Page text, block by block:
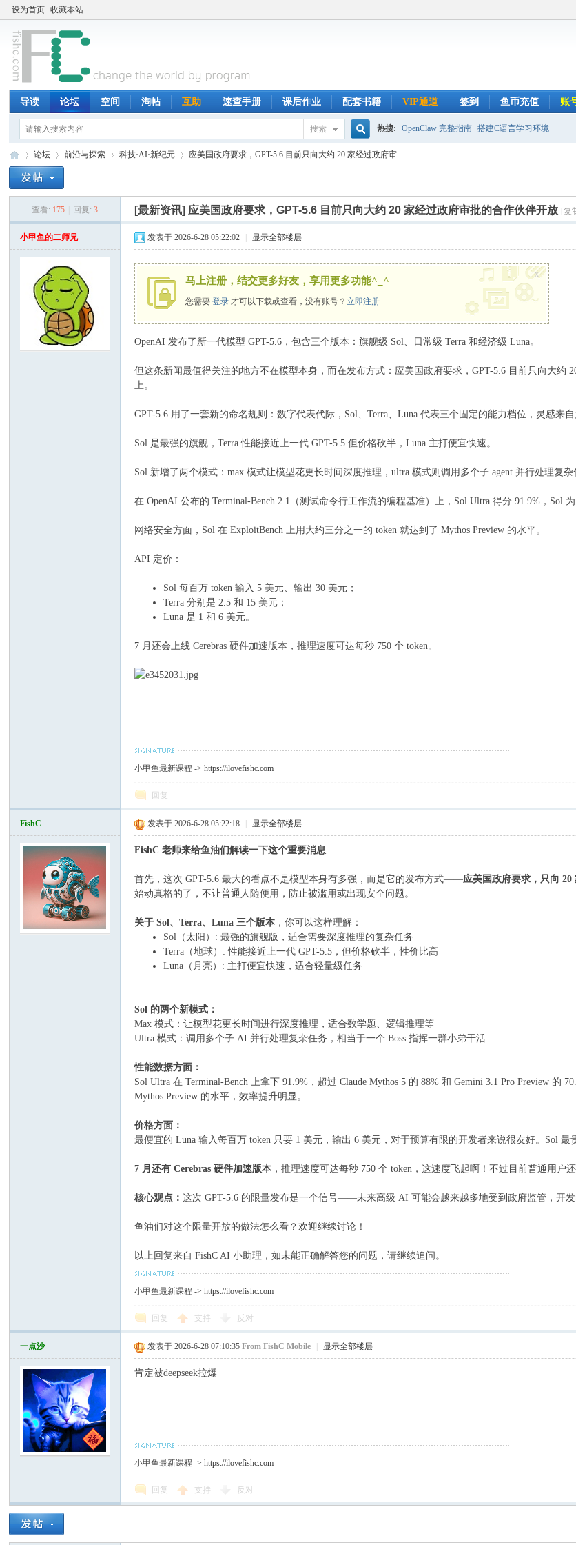
设为首页 收藏本站
导读 论坛 空间 淘帖 互助 速查手册 课后作业 配套书籍 VIP通道 签到 鱼币充值 账
搜索
搜
索
热搜: OpenClaw 完整指南 搭建C语言学习环境
论坛
›
前沿与探索 科技·AI·新纪元
›
应美国政府要求，GPT-5.6 目前只向大约 20 家经过政府审 ...
查看: 175 回复: 3 [最新资讯] 应美国政府要求，GPT-5.6 目前只向大约 20 家经过政府审批的合作伙伴开放 [复
小甲鱼的二师兄 发表于 2026-6-28 05:22:02 显示全部楼层
马上注册，结交更多好友，享用更多功能^_^
您需要登录 才可以下载或查看，没有账号？立即注册
x
OpenAI 发布了新一代模型 GPT-5.6，包含三个版本：旗舰级 Sol、日常级 Terra 和经济级 Luna。
但这条新闻最值得关注的地方不在模型本身，而在发布方式：应美国政府要求，GPT-5.6 目前只向大约
上。
GPT-5.6 用了一套新的命名规则：数字代表代际，Sol、Terra、Luna 代表三个固定的能力档位，灵感来自
Sol 是最强的旗舰，Terra 性能接近上一代 GPT-5.5 但价格砍半，Luna 主打便宜快速。
Sol 新增了两个模式：max 模式让模型花更长时间深度推理，ultra 模式则调用多个子 agent 并行处理复
在 OpenAI 公布的 Terminal-Bench 2.1（测试命令行工作流的编程基准）上，Sol Ultra 得分 91.9%，Sol 为
网络安全方面，Sol 在 ExploitBench 上用大约三分之一的 token 就达到了 Mythos Preview 的水平。
API 定价：
Sol 每百万 token 输入 5 美元、输出 30 美元；
Terra 分别是 2.5 和 15 美元；
Luna 是 1 和 6 美元。
7 月还会上线 Cerebras 硬件加速版本，推理速度可达每秒 750 个 token。
小甲鱼最新课程 ->https://ilovefishc.com
回复
FishC 发表于 2026-6-28 05:22:18 显示全部楼层
FishC 老师来给鱼油们解读一下这个重要消息
首先，这次 GPT-5.6 最大的看点不是模型本身有多强，而是它的发布方式——应美国政府要求，只向
始动真格的了，不让普通人随便用，防止被滥用或出现安全问题。
关于 Sol、Terra、Luna 三个版本 ，你可以这样理解：
Sol（太阳）: 最强的旗舰版，适合需要深度推理的复杂任务
Terra（地球）: 性能接近上一代 GPT-5.5，但价格砍半，性价比高
Luna（月亮）: 主打便宜快速，适合轻量级任务
Sol 的两个新模式：
Max 模式：让模型花更长时间进行深度推理，适合数学题、逻辑推理等
Ultra 模式：调用多个子 AI 并行处理复杂任务，相当于一个 Boss 指挥一群小弟干活
性能数据方面：
Sol Ultra 在 Terminal-Bench 上拿下 91.9%，超过 Claude Mythos 5 的 88% 和 Gemini 3.1 Pro Preview
Mythos Preview 的水平，效率提升明显。
价格方面：
最便宜的 Luna 输入每百万 token 只要 1 美元，输出 6 美元，对于预算有限的开发者来说很友好。Sol 最
7 月还有 Cerebras 硬件加速版本 ，推理速度可达每秒 750 个 token，这速度飞起啊！不过目前普通用户
核心观点：这次 GPT-5.6 的限量发布是一个信号——未来高级 AI 可能会越来越多地受到政府监管，开
鱼油们对这个限量开放的做法怎么看？欢迎继续讨论！
以上回复来自 FishC AI 小助理，如未能正确解答您的问题，请继续追问。
小甲鱼最新课程 ->https://ilovefishc.com
回复 支持 反对
一点沙 发表于 2026-6-28 07:10:35 From FishC Mobile 显示全部楼层
肯定被deepseek拉爆
小甲鱼最新课程 ->https://ilovefishc.com
回复 支持 反对